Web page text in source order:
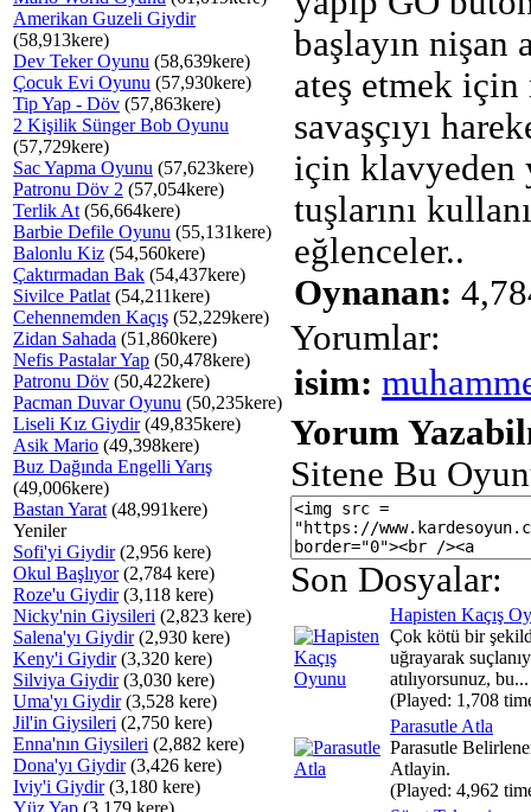
Amerikan Guzeli Giydir
(58,913kere)
Dev Teker Oyunu (58,639kere)
Çocuk Evi Oyunu (57,930kere)
Tip Yap - Döv (57,863kere)
2 Kişilik Sünger Bob Oyunu
(57,729kere)
Sac Yapma Oyunu (57,623kere)
Patronu Döv 2 (57,054kere)
Terlik At (56,664kere)
Barbie Defile Oyunu (55,131kere)
Balonlu Kiz (54,560kere)
Çaktırmadan Bak (54,437kere)
Sivilce Patlat (54,211kere)
Cehennemden Kaçış (52,229kere)
Zidan Sahada (51,860kere)
Nefis Pastalar Yap (50,478kere)
Patronu Döv (50,422kere)
Pacman Duvar Oyunu (50,235kere)
Liseli Kız Giydir(49,835kere)
Asik Mario (49,398kere)
Buz Dağında Engelli Yarış
(49,006kere)
Bastan Yarat (48,991kere)
Yeniler
Sofi'yi Giydir(2,956 kere)
Okul Başlıyor(2,784 kere)
Roze'u Giydir(3,118 kere)
Nicky'nin Giysileri (2,823 kere)
Salena'yı Giydir(2,930 kere)
Keny'i Giydir(3,320 kere)
Silviya Giydir(3,030 kere)
Uma'yı Giydir(3,528 kere)
Jil'in Giysileri (2,750 kere)
Enna'nın Giysileri (2,882 kere)
Dona'yı Giydir(3,426 kere)
Iviy'i Giydir(3,180 kere)
Yüz Yap (3,179 kere)
başlayın nişan
ateş etmek için
savaşçıyı
için klavyeden
tuşlarını
eğlenceler..
Oynanan:
Yorumlar:
isim:
Yorum
Sitene Bu
Son Dosyalar:
Hapisten Kaçış
Çok kötü bir
uğrayarak
atılıyorsunuz, bu...
(Played: 1,708
Parasutle Atla
Parasutle
Atlayin.
(Played: 4,962